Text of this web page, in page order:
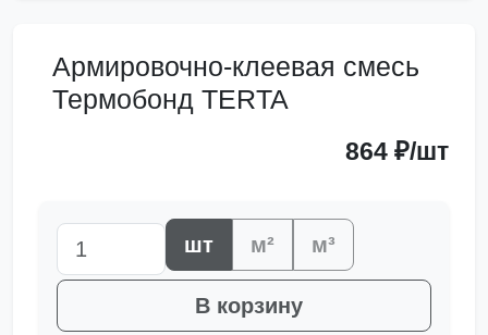
Армировочно-клеевая смесь
Термобонд TERTA
864 ₽/шт
шт м² м³
В корзину